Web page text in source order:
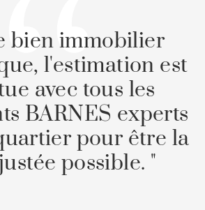
bien immobilier
l'estimation est
avec tous les
BARNES experts
pour être la
possible. "